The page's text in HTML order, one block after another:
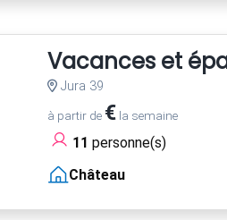
Vacances et
Jura 39
à partir de €la semaine
11 personne(s)
Château